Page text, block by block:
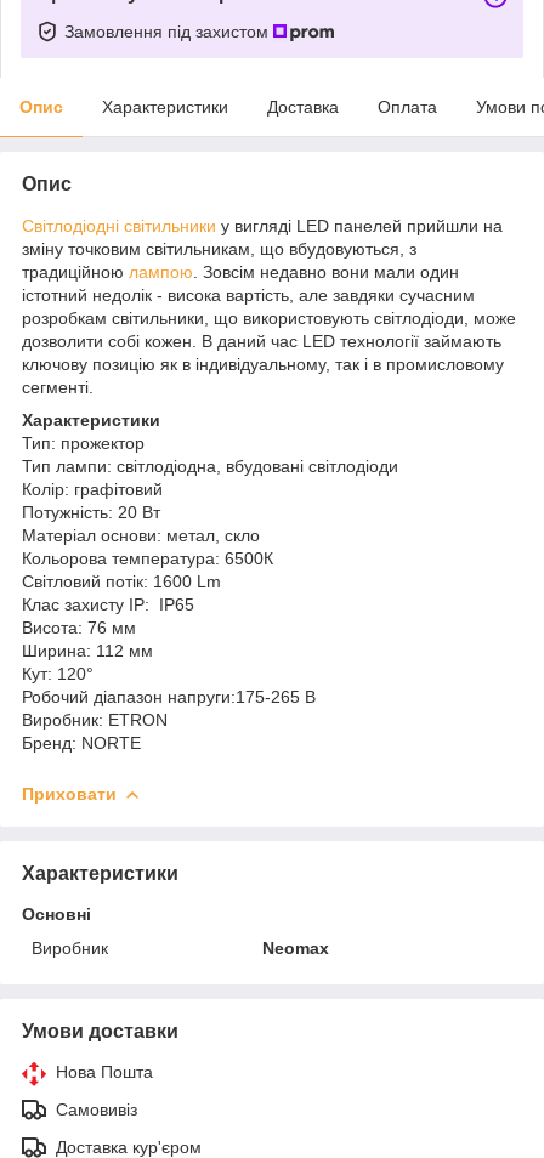
Замовлення під захистом
Опис Характеристики Доставка Оплата Умови
Опис
Світлодіодні світильники у вигляді LED панелей прийшли на
зміну точковим світильникам, що вбудовуються, з
традиційною лампою . Зовсім недавно вони мали один
істотний недолік - висока вартість, але завдяки сучасним
розробкам світильники, що використовують світлодіоди, може
дозволити собі кожен. В даний час LED технології займають
ключову позицію як в індивідуальному, так і в промисловому
сегменті.
Характеристики
Тип: прожектор
Тип лампи: світлодіодна, вбудовані світлодіоди
Колір: графітовий
Потужність: 20 Вт
Матеріал основи: метал, скло
Кольорова температура: 6500К
Світловий потік: 1600 Lm
Клас захисту IP: IP65
Висота: 76 мм
Ширина: 112 мм
Кут: 120°
Робочий діапазон напруги:175-265 В
Виробник: ETRON
Бренд: NORTE
Приховати
Характеристики
Основні
Виробник
Neomax
Умови доставки
Нова Пошта
Самовивіз
Доставка кур'єром